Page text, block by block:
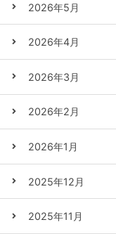
2026年5月
2026年4月
2026年3月
2026年2月
2026年1月
2025年12月
2025年11月